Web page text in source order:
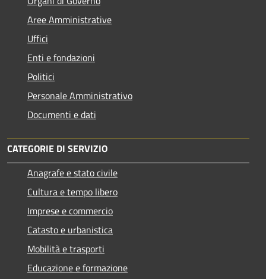
Aree Amministrative
Uffici
Enti e fondazioni
Politici
Personale Amministrativo
Documenti e dati
CATEGORIE DI SERVIZIO
Anagrafe e stato civile
Cultura e tempo libero
Imprese e commercio
Catasto e urbanistica
Mobilità e trasporti
Educazione e formazione